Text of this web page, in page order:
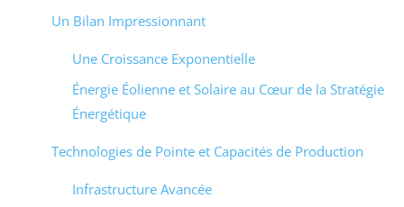
Un Bilan Impressionnant
Une Croissance Exponentielle
Énergie Éolienne et Solaire au Cœur de la Stratégie
Énergétique
Technologies de Pointe et Capacités de Production
Infrastructure Avancée